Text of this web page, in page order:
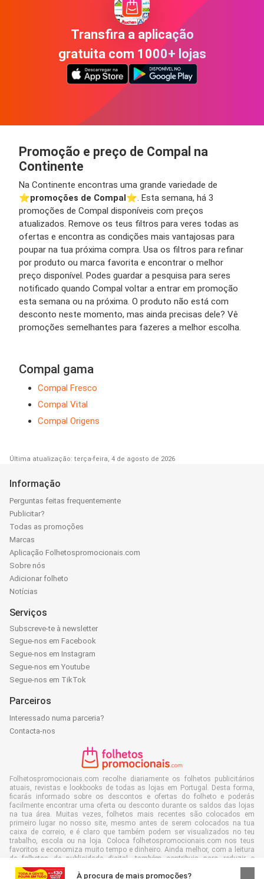
Transfira a aplicação
gratuita com 1000+ lojas
Promoção e preço de Compal na
Continente
Na Continente encontras uma grande variedade de
⭐️promoções de Compal⭐️. Esta semana, há 3
promoções de Compal disponíveis com preços
atualizados. Remove os teus filtros para veres todas as
ofertas e encontra as condições mais vantajosas para
poupar na tua próxima compra. Usa os filtros para refinar
por produto ou marca favorita e encontrar o melhor
preço disponível. Podes guardar a pesquisa para seres
notificado quando Compal voltar a entrar em promoção
esta semana ou na próxima. O produto não está com
desconto neste momento, mas ainda precisas dele? Vê
promoções semelhantes para fazeres a melhor escolha.
Compal gama
Compal Fresco
Compal Vital
Compal Origens
Última atualização: terça-feira, 4 de agosto de 2026
À procura de mais promoções?
Informação
Perguntas feitas frequentemente
Publicitar?
Todas as promoções
Marcas
Aplicação Folhetospromocionais.com
Sobre nós
Adicionar folheto
Notícias
Serviços
Subscreve-te à newsletter
Segue-nos em Facebook
Segue-nos em Instagram
Segue-nos em Youtube
Segue-nos em TikTok
Parceiros
Interessado numa parceria?
Contacta-nos
Folhetospromocionais.com recolhe diariamente os folhetos publicitários
atuais, revistas e lookbooks de todas as lojas em Portugal. Desta forma,
ficarás informado sobre os descontos e ofertas do folheto e poderás
facilmente encontrar uma oferta ou desconto durante os saldos das lojas
na tua área. Muitas vezes, folhetos mais recentes são colocados em
primeiro lugar no nosso site, mesmo antes de serem colocados na tua
caixa de correio, e é claro que também podem ser visualizados no teu
trabalho, escola ou na loja. Coloca folhetospromocionais.com nos teus
favoritos e economiza muito tempo e dinheiro. Ainda melhor, com a leitura
de folhetos de publicidade digital, também contribuis para reduzir o
desperdício de papel e isso é bom para o nosso ambiente.